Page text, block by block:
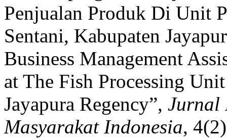
Penjualan Produk Di Unit
Sentani, Kabupaten
Business Management
at The Fish Processing
Jayapura Regency”, Jurnal
Masyarakat Indonesia,